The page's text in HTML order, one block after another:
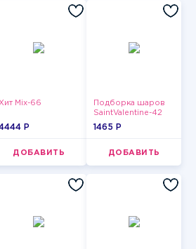
Mix-66
P
ДОБАВИТЬ
Подборка шаров
SaintValentine-42
1465 P
ДОБАВИТЬ